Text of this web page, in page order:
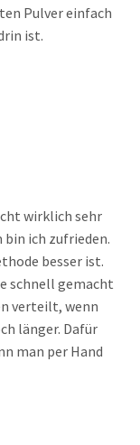
Pulver einfach
ist.
wirklich sehr
ich zufrieden.
besser ist.
schnell gemacht
verteilt, wenn
länger. Dafür
man per Hand